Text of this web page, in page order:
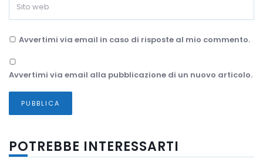
Avvertimi via email in caso di risposte al mio commento.
Avvertimi via email alla pubblicazione di un nuovo articolo.
POTREBBE INTERESSARTI